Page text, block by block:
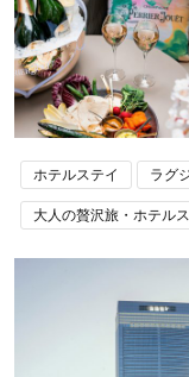
ホテルステイ ラグ
大人の贅沢旅・ホテル